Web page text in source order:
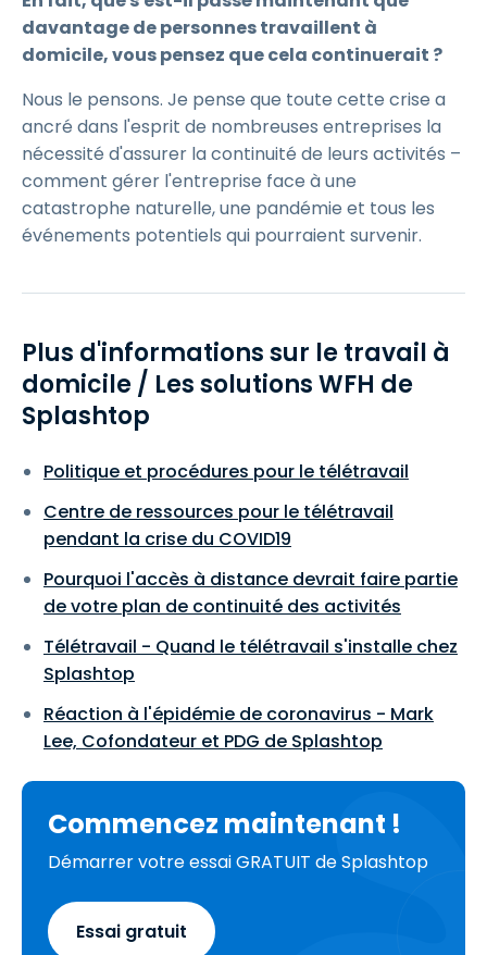
davantage de personnes travaillent à
domicile, vous pensez que cela continuerait ?
Nous le pensons. Je pense que toute cette crise a
ancré dans l'esprit de nombreuses entreprises la
nécessité d'assurer la continuité de leurs activités –
comment gérer l'entreprise face à une
catastrophe naturelle, une pandémie et tous les
événements potentiels qui pourraient survenir.
Plus d'informations sur le travail à
domicile / Les solutions WFH de
Splashtop
Politique et procédures pour le télétravail
Centre de ressources pour le télétravail
pendant la crise du COVID19
Pourquoi l'accès à distance devrait faire partie
de votre plan de continuité des activités
Télétravail - Quand le télétravail s'installe chez
Splashtop
Réaction à l'épidémie de coronavirus - Mark
Lee, Cofondateur et PDG de Splashtop
Commencez maintenant !
Démarrer votre essai GRATUIT de Splashtop
Essai gratuit